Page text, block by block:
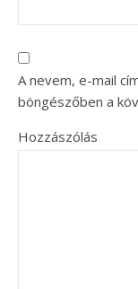
A nevem, e-mail
böngészőben a
Hozzászólás